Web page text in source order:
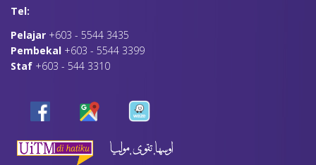
Tel:
Pelajar +603 - 5544 3435
Pembekal +603 - 5544 3399
Staf +603 - 544 3310